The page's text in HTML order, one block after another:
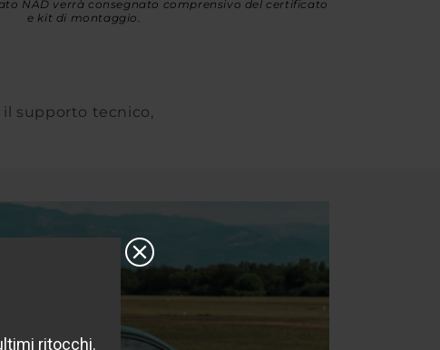
NAD verrà consegnato comprensivo del certificato
e kit di montaggio.
supporto tecnico,